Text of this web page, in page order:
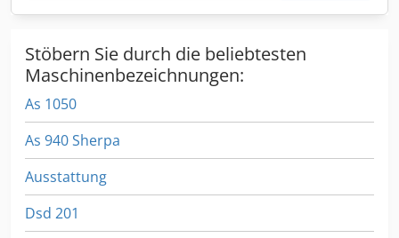
Stöbern Sie durch die beliebtesten
Maschinenbezeichnungen:
As 1050
As 940 Sherpa
Ausstattung
Dsd 201